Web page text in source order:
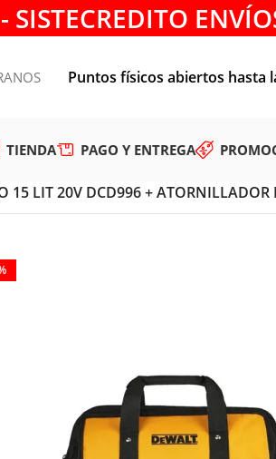
SISTECREDITO
Puntos físicos abiertos hasta
TIENDA PAGO Y ENTREGA
15 LIT 20V DCD996 + ATORNILLADOR